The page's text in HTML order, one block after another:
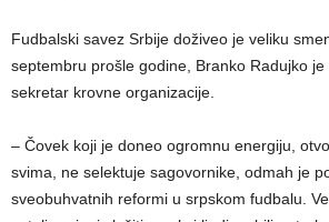
Fudbalski savez Srbije doživeo je veliku
septembru prošle godine, Branko Radujko
sekretar krovne organizacije.
– Čovek koji je doneo ogromnu energiju,
svima, ne selektuje sagovornike, odmah je
sveobuhvatnih reformi u srpskom fudbalu.